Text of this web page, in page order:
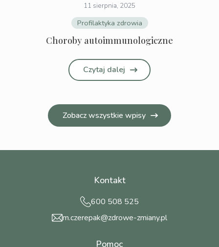
11 sierpnia, 2025
Profilaktyka zdrowia
Choroby autoimmunologiczne
Czytaj dalej
Zobacz wszystkie wpisy
Kontakt
600 508 525
m.czerepak@zdrowe-zmiany.pl
Pomoc